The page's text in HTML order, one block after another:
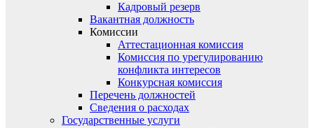
Кадровый резерв
Вакантная должность
Комиссии
Аттестационная комиссия
Комиссия по урегулированию
конфликта интересов
Конкурсная комиссия
Перечень должностей
Сведения о расходах
Государственные услуги